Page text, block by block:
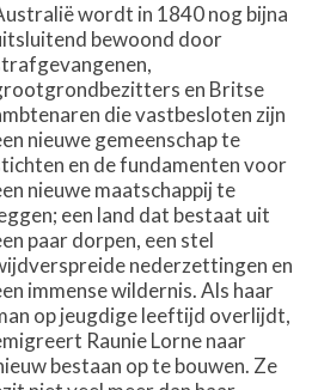
wordt in 1840 nog bijna
bewoond door
en Britse
die vastbesloten zijn
nieuwe gemeenschap te
en de fundamenten voor
nieuwe maatschappij te
een land dat bestaat uit
paar dorpen, een stel
nederzettingen en
immense wildernis. Als haar
op jeugdige leeftijd overlijdt,
Raunie Lorne naar
bestaan op te bouwen. Ze